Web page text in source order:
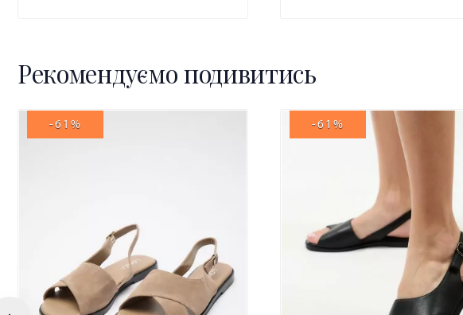
Рекомендуємо подивитись
-61% -61%